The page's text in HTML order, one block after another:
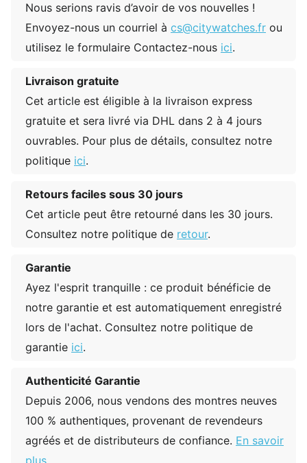
Nous serions ravis d’avoir de vos nouvelles !
Envoyez-nous un courriel à cs@citywatches.fr ou
utilisez le formulaire Contactez-nous ici.
Livraison gratuite
Cet article est éligible à la livraison express
gratuite et sera livré via DHL dans 2 à 4 jours
ouvrables. Pour plus de détails, consultez notre
politique ici.
Retours faciles sous 30 jours
Cet article peut être retourné dans les 30 jours.
Consultez notre politique de retour.
Garantie
Ayez l'esprit tranquille : ce produit bénéficie de
notre garantie et est automatiquement enregistré
lors de l'achat. Consultez notre politique de
garantie ici.
Authenticité Garantie
Depuis 2006, nous vendons des montres neuves
100 % authentiques, provenant de revendeurs
agréés et de distributeurs de confiance. En savoir